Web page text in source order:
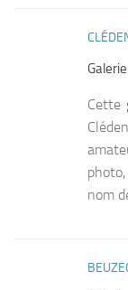
Cette
nom